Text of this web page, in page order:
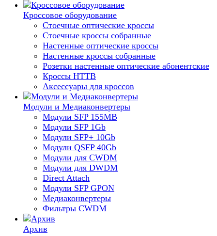
Кроссовое оборудование
Стоечные оптические кроссы
Стоечные кроссы собранные
Настенные оптические кроссы
Настенные кроссы собранные
Розетки настенные оптические абонентские
Кроссы HTTB
Аксессуары для кроссов
Модули и Медиаконвертеры
Модули SFP 155MB
Модули SFP 1Gb
Модули SFP+ 10Gb
Модули QSFP 40Gb
Модули для CWDM
Модули для DWDM
Direct Attach
Модули SFP GPON
Медиаконвертеры
Фильтры CWDM
Архив